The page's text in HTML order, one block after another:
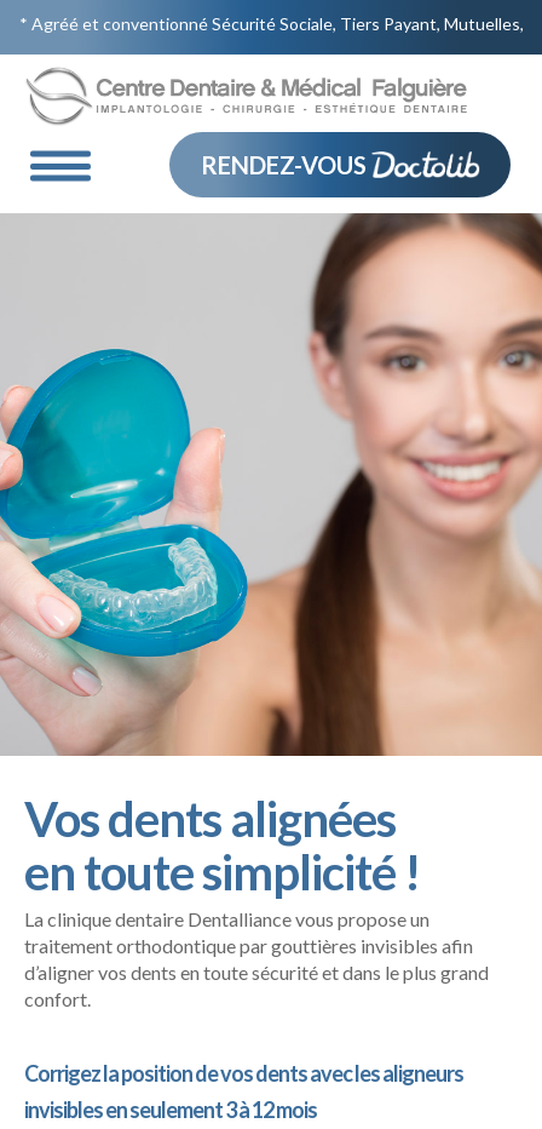
* Agréé et conventionné Sécurité Sociale, Tiers Payant, Mutuelles,
CMU, AME *Urgences sans rendez vous 9 place Falguière
01.73.32.31.00
RENDEZ-VOUS
Vos dents alignées
en toute simplicité !
La clinique dentaire Dentalliance vous propose un
traitement orthodontique par gouttières invisibles afin
d’aligner vos dents en toute sécurité et dans le plus grand
confort.
Corrigez la position de vos dents avec les aligneurs
invisibles en seulement 3 à 12 mois